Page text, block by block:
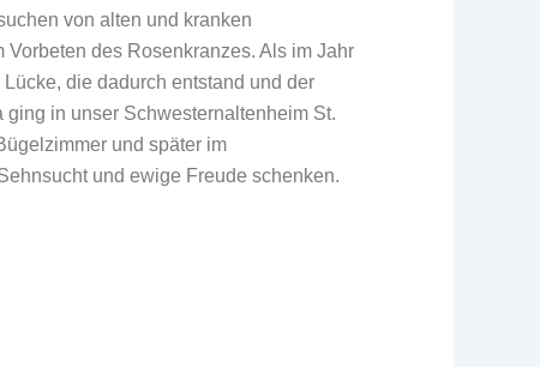
von alten und kranken
des Rosenkranzes. Als im Jahr
die dadurch entstand und der
in unser Schwesternaltenheim St.
und später im
und ewige Freude schenken.